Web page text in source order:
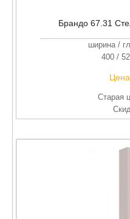
Брандо 67.31
ширина /
400 /
Старая